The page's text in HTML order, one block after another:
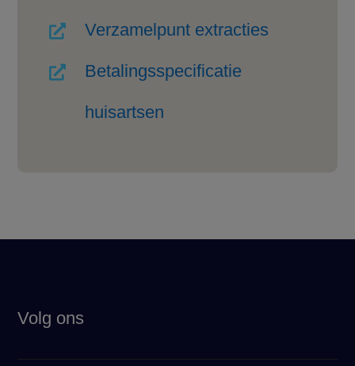
 Verzamelpunt extracties
 Betalingsspecificatie
huisartsen
Volg ons